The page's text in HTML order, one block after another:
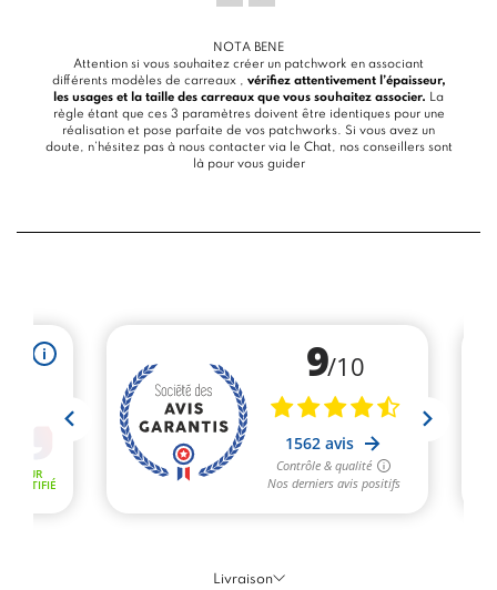
NOTA BENE
Attention si vous souhaitez créer un patchwork en associant
différents modèles de carreaux , vérifiez attentivement l’épaisseur,
les usages et la taille des carreaux que vous souhaitez associer. La
règle étant que ces 3 paramètres doivent être identiques pour une
réalisation et pose parfaite de vos patchworks. Si vous avez un
doute, n’hésitez pas à nous contacter via le Chat, nos conseillers sont
là pour vous guider
Livraison